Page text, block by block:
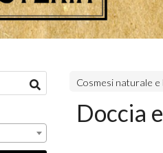
Cosmesi naturale e
Doccia